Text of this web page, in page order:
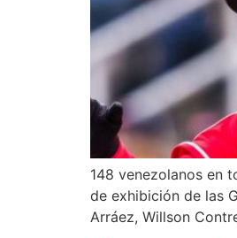
148 venezolanos en
de exhibición de las
Arráez, Willson